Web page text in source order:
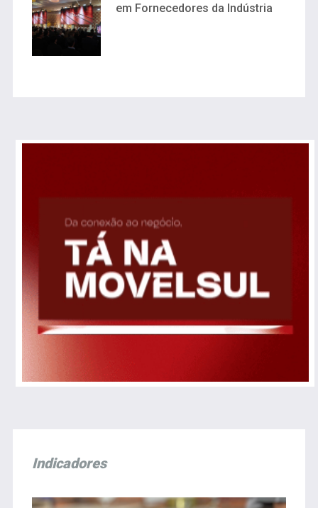
em Fornecedores da Indústria
Indicadores